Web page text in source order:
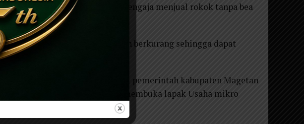
bagi siapa saja yang sengaja menjual rokok tanpa bea
kali lipat nilai cukai.
maka pendapatan negara akan berkurang sehingga dapat
gempur rokok illegal pihak pemerintah kabupaten Magetan
wayang kulit, dan membuka lapak Usaha mikro